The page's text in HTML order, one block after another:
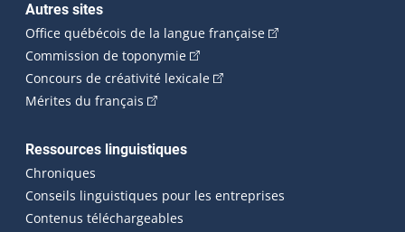
Autres sites
Office québécois de la langue française(Cet hyperlien
Commission de toponymie(Cet hyperlien externe s'ouvrira
Concours de créativité lexicale(Cet hyperlien externe
Mérites du français (Cet hyperlien externe s'ouvrira dans une
Ressources linguistiques
Chroniques
Conseils linguistiques pour les entreprises
Contenus téléchargeables